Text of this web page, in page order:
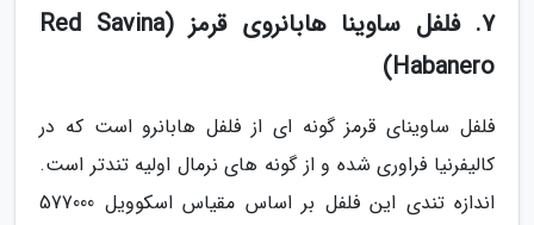
7. فلفل ساوینا هابانروی قرمز (Red Savina
Habanero)
فلفل ساوینای قرمز گونه ای از فلفل هابانرو است که در
کالیفرنیا فراوری شده و از گونه های نرمال اولیه تندتر است.
اندازه تندی این فلفل بر اساس مقیاس اسکوویل 577000